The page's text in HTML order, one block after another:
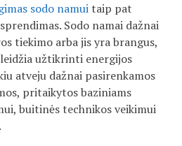
sodo namuitaip pat
Sodo namai dažnai
tiekimo arba jis yra brangus,
užtikrinti energijos
atveju dažnai pasirenkamos
pritaikytos baziniams
buitinės technikos veikimui